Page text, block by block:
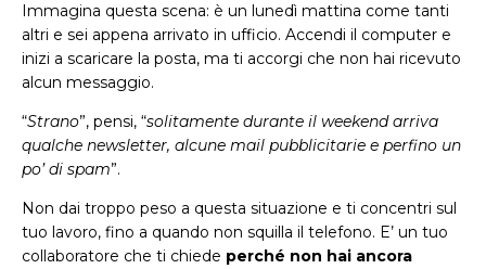
Immagina questa scena: è un lunedì mattina come tanti
altri e sei appena arrivato in ufficio. Accendi il computer e
inizi a scaricare la posta, ma ti accorgi che non hai ricevuto
alcun messaggio.
“Strano”, pensi, “solitamente durante il weekend arriva
qualche newsletter, alcune mail pubblicitarie e perfino un
po’ di spam”.
Non dai troppo peso a questa situazione e ti concentri sul
tuo lavoro, fino a quando non squilla il telefono. E’ un tuo
collaboratore che ti chiede perché non hai ancora